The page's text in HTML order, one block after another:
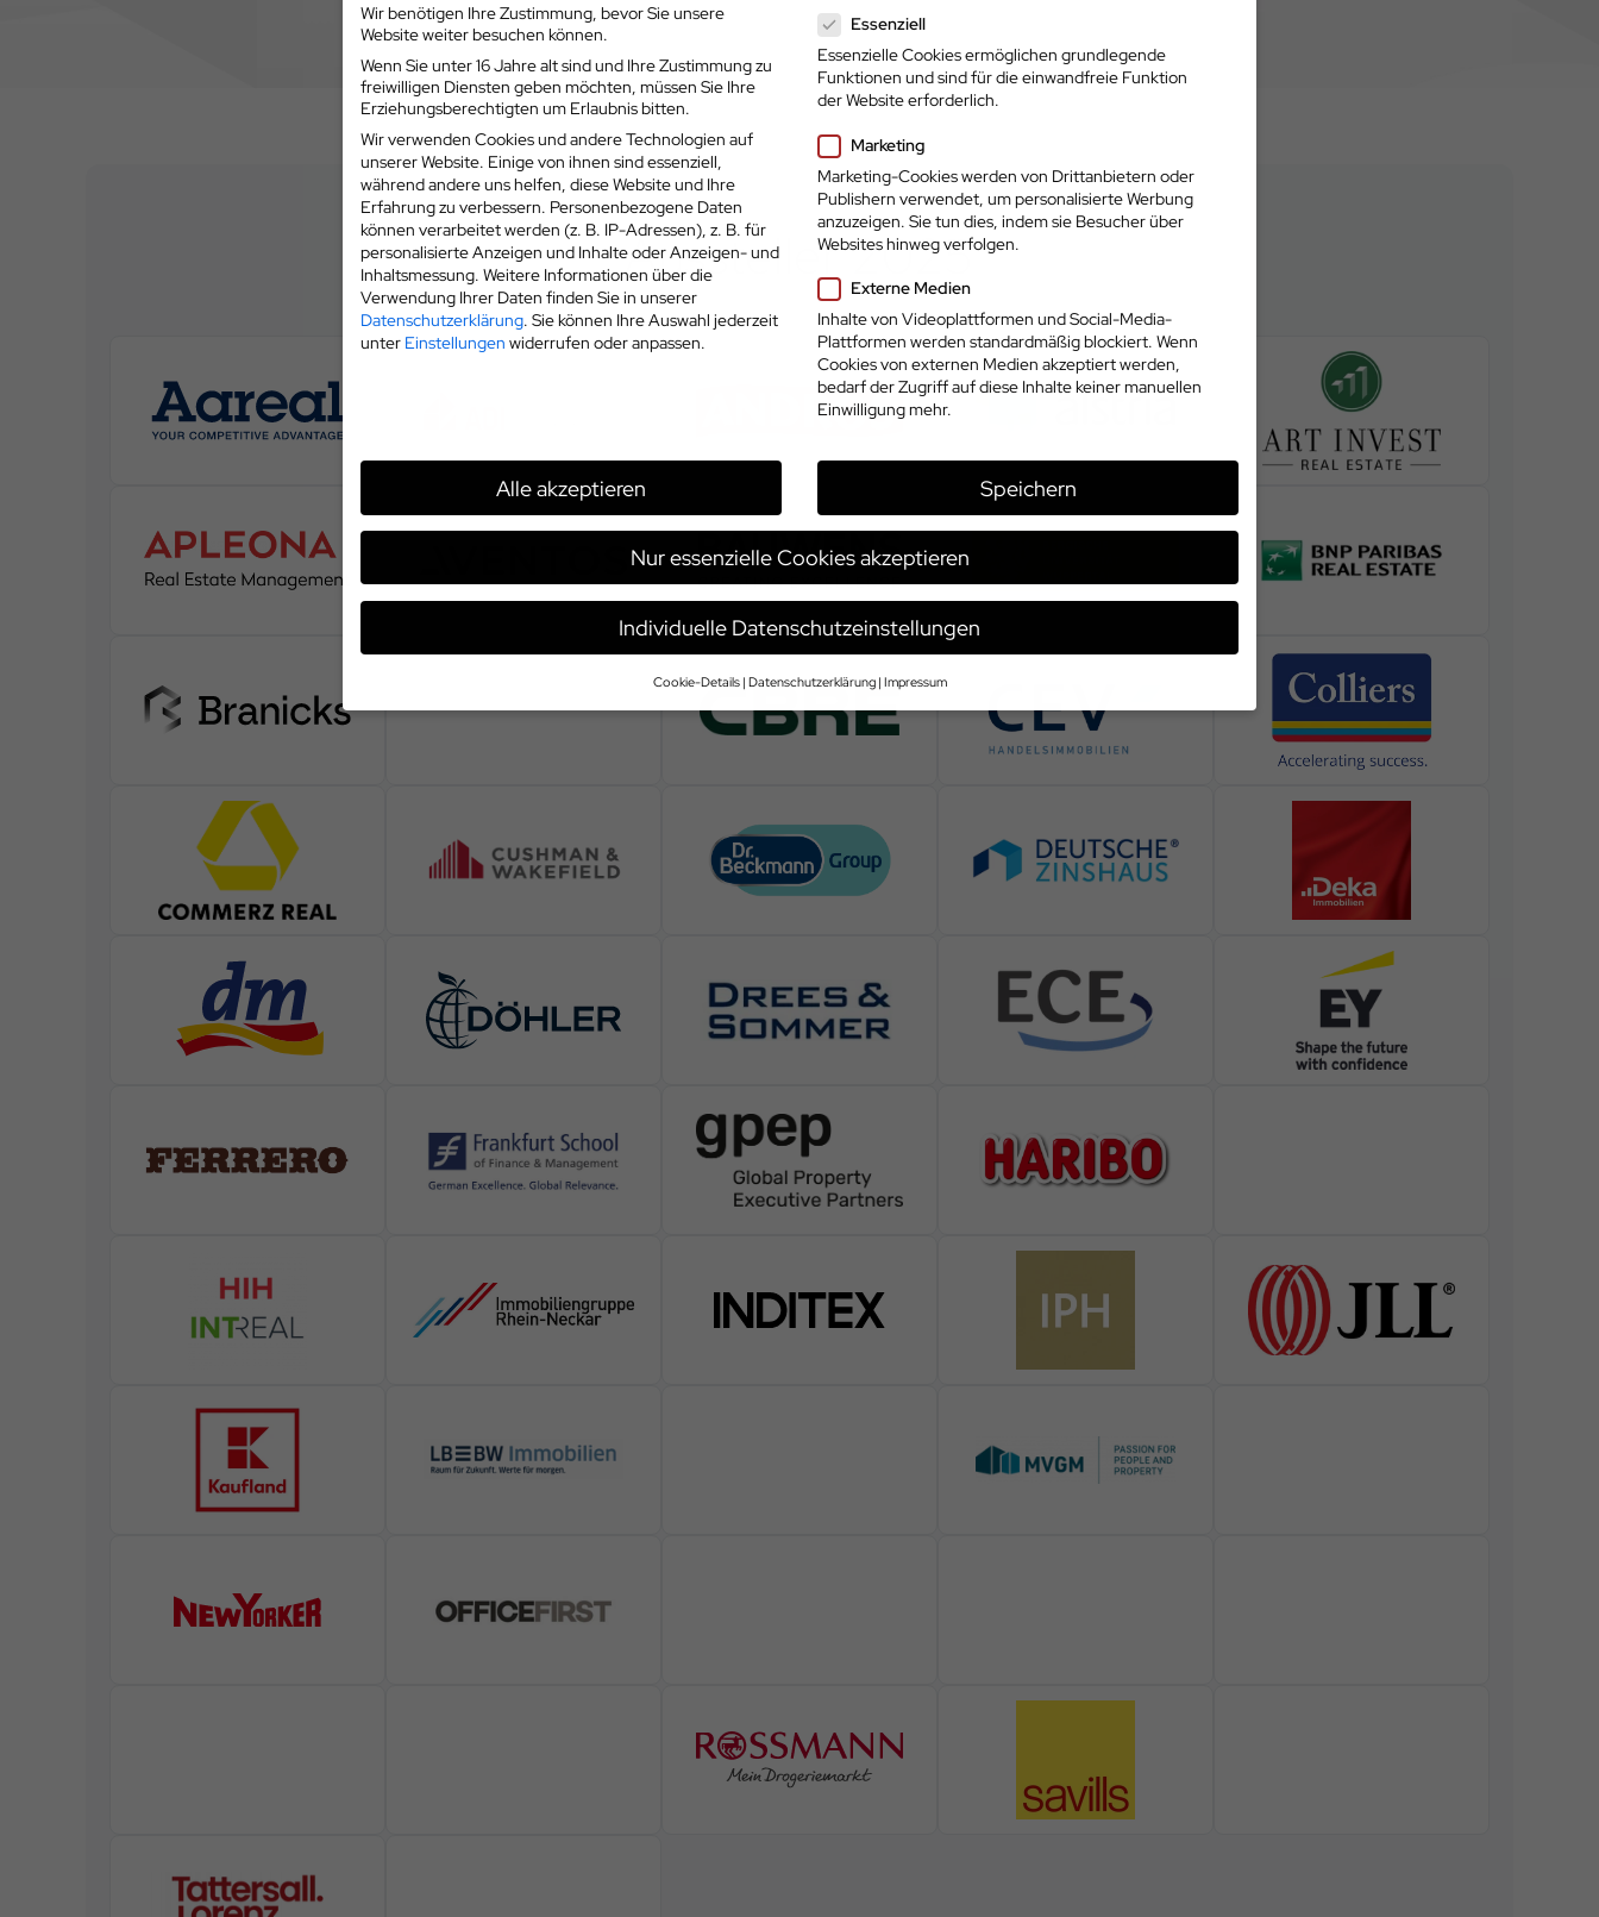
Aussteller 2025
Wir benötigen Ihre Zustimmung, bevor Sie unsere
Website weiter besuchen können.
Wenn Sie unter 16 Jahre alt sind und Ihre Zustimmung zu
freiwilligen Diensten geben möchten, müssen Sie Ihre
Erziehungsberechtigten um Erlaubnis bitten.
Wir verwenden Cookies und andere Technologien auf
unserer Website. Einige von ihnen sind essenziell,
während andere uns helfen, diese Website und Ihre
Erfahrung zu verbessern. Personenbezogene Daten
können verarbeitet werden (z. B. IP-Adressen), z. B. für
personalisierte Anzeigen und Inhalte oder Anzeigen- und
Inhaltsmessung. Weitere Informationen über die
Verwendung Ihrer Daten finden Sie in unserer
Datenschutzerklärung. Sie können Ihre Auswahl jederzeit
unter Einstellungen widerrufen oder anpassen.
Essenziell
Essenzielle Cookies ermöglichen grundlegende
Funktionen und sind für die einwandfreie Funktion
der Website erforderlich.
Marketing
Marketing-Cookies werden von Drittanbietern oder
Publishern verwendet, um personalisierte Werbung
anzuzeigen. Sie tun dies, indem sie Besucher über
Websites hinweg verfolgen.
Externe Medien
Inhalte von Videoplattformen und Social-Media-
Plattformen werden standardmäßig blockiert. Wenn
Cookies von externen Medien akzeptiert werden,
bedarf der Zugriff auf diese Inhalte keiner manuellen
Einwilligung mehr.
Alle akzeptieren Speichern
Nur essenzielle Cookies akzeptieren
Individuelle Datenschutzeinstellungen
Cookie-Details Datenschutzerklärung Impressum
Datenschutzeinstellungen
Wir verwenden Cookies und andere Technologien auf unserer Website. Einige von ihnen sind essenziell, während
andere uns helfen, diese Website und Ihre Erfahrung zu verbessern.
Personenbezogene Daten können verarbeitet
werden (z. B. IP-Adressen), z. B. für personalisierte Anzeigen und Inhalte oder Anzeigen- und Inhaltsmessung.
Informationen über die Verwendung Ihrer Daten finden Sie in unsererDatenschutzerklärung .
Alle akzeptieren Nur essenzielle Cookies akzeptieren
Datenschutzeinstellungen
Essenziell (1)
Cookie-Informationen anzeigen
Marketing (1)
Marketing-Cookies werden von Drittanbietern oder Publishern verwendet, um personalisierte Werbung anzuzeigen. Sie tun dies, indem
Externe Medien (7) Externe Medien
powered by Borlabs Cookie
Datenschutzerklärung